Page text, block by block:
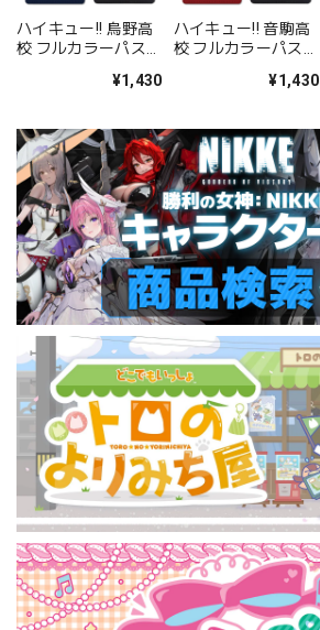
ハイキュー!! 烏野高
校 フルカラーパスケ
¥1,430
ハイキュー!! 音駒高
校 フルカラーパスケ
¥1,430